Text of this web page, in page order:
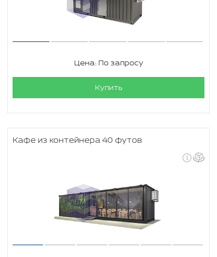
Цена: По запросу
Купить
Кафе из контейнера 40 футов